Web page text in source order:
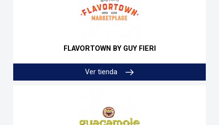
FLAVORTOWN BY GUY FIERI
Ver tienda